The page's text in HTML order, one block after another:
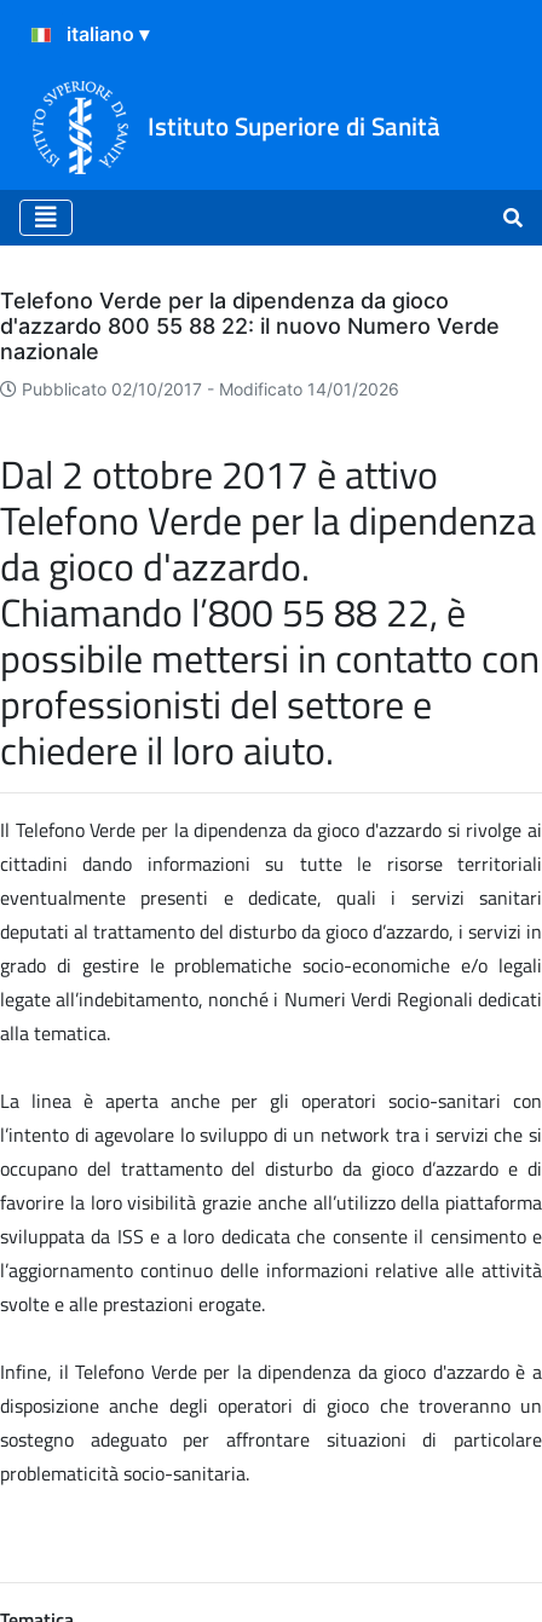
Istituto Superiore di Sanità
Archivio
Telefono Verde per la dipendenza da gioco
d'azzardo 800 55 88 22: il nuovo Numero Verde
nazionale
Pubblicato 02/10/2017 - Modificato 14/01/2026
Dal 2 ottobre 2017 è attivo
Telefono Verde per la dipendenza
da gioco d'azzardo.
Chiamando l’800 55 88 22, è
possibile mettersi in contatto con
professionisti del settore e
chiedere il loro aiuto.
Il Telefono Verde per la dipendenza da gioco d'azzardo si rivolge ai
cittadini dando informazioni su tutte le risorse territoriali
eventualmente presenti e dedicate, quali i servizi sanitari
deputati al trattamento del disturbo da gioco d’azzardo, i servizi in
grado di gestire le problematiche socio-economiche e/o legali
legate all’indebitamento, nonché i Numeri Verdi Regionali dedicati
alla tematica.
La linea è aperta anche per gli operatori socio-sanitari con
l’intento di agevolare lo sviluppo di un network tra i servizi che si
occupano del trattamento del disturbo da gioco d’azzardo e di
favorire la loro visibilità grazie anche all’utilizzo della piattaforma
sviluppata da ISS e a loro dedicata che consente il censimento e
l’aggiornamento continuo delle informazioni relative alle attività
svolte e alle prestazioni erogate.
Infine, il Telefono Verde per la dipendenza da gioco d'azzardo è a
disposizione anche degli operatori di gioco che troveranno un
sostegno adeguato per affrontare situazioni di particolare
problematicità socio-sanitaria.